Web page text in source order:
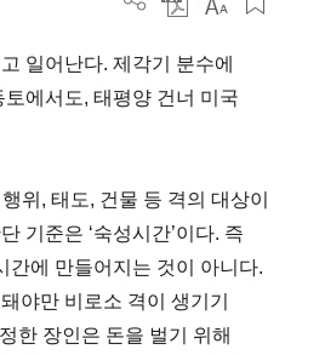
일어난다. 제각기 분수에
에서도, 태평양 건너 미국
위, 태도, 건물 등 격의 대상이
기준은 ‘숙성시간’이다. 즉
간에 만들어지는 것이 아니다.
야만 비로소 격이 생기기
한 장인은 돈을 벌기 위해